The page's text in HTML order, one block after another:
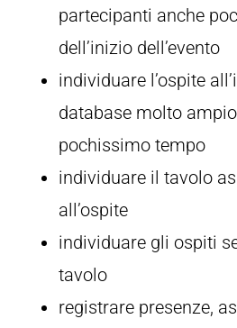
partecipanti anche
dell’inizio dell’evento
individuare l’ospite
database molto
pochissimo tempo
individuare il tavolo
all’ospite
individuare gli ospiti
tavolo
registrare presenze,